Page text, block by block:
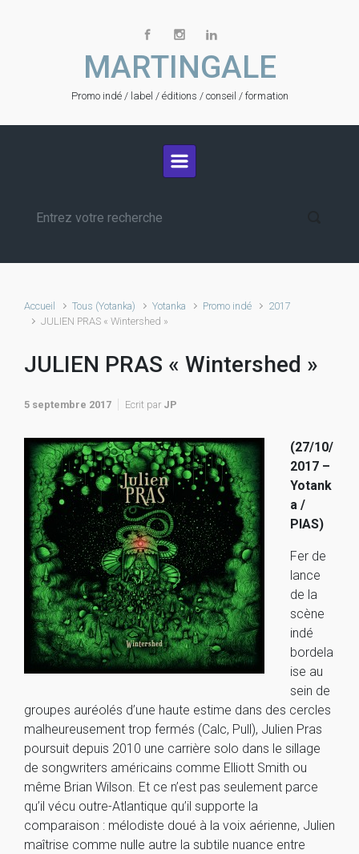
MARTINGALE
Promo indé / label / éditions / conseil / formation
Accueil Tous (Yotanka) Yotanka Promo indé
2017
JULIEN PRAS « Wintershed »
JULIEN PRAS « Wintershed »
5 septembre 2017 Ecrit par JP
(27/10/
2017 –
Yotank
a /
PIAS)
Fer de
lance
de la
scène
indé
bordela
ise au
sein de
groupes auréolés d’une haute estime dans des cercles
malheureusement trop fermés (Calc, Pull), Julien Pras
poursuit depuis 2010 une carrière solo dans le sillage
de songwriters américains comme Elliott Smith ou
même Brian Wilson. Et ce n’est pas seulement parce
qu’il vécu outre-Atlantique qu’il supporte la
comparaison : mélodiste doué à la voix aérienne, Julien
maîtrise comme nulle autre la subtile nuance entre